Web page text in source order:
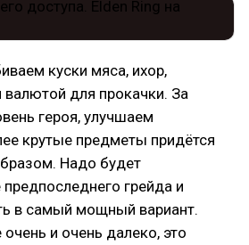
куски мяса, ихор,
для прокачки. За
героя, улучшаем
крутые предметы придётся
Надо будет
грейда и
в самый мощный вариант.
и очень далеко, это